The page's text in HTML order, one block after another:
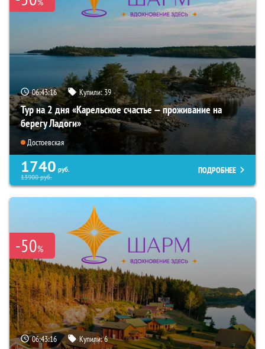
06:43:15 Купили:39
Тур на 2 дня «Карельское счастье — проживание на
берегу Ладоги»
Достоевская
1740 руб.
13900руб.
ПОДРОБНЕЕ
-50%
06:43:15 Купили:6